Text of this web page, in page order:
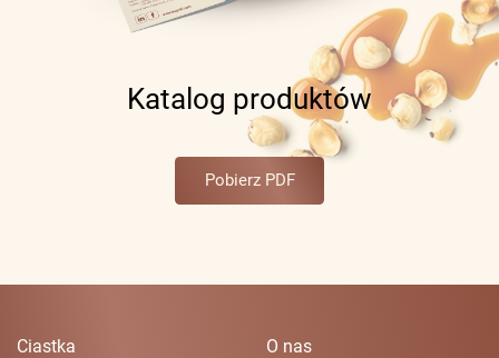
Katalog produktów
Pobierz PDF
Ciastka
O nas